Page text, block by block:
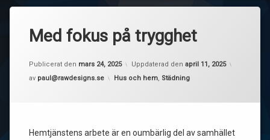
Med fokus på trygghet
Publicerat den mars 24, 2025 Uppdaterad den april 11, 2025
av paul@rawdesigns.se Kategorier:
Hus och hem, Städning
Hemtjänstens arbete är en oumbärlig del av samhället